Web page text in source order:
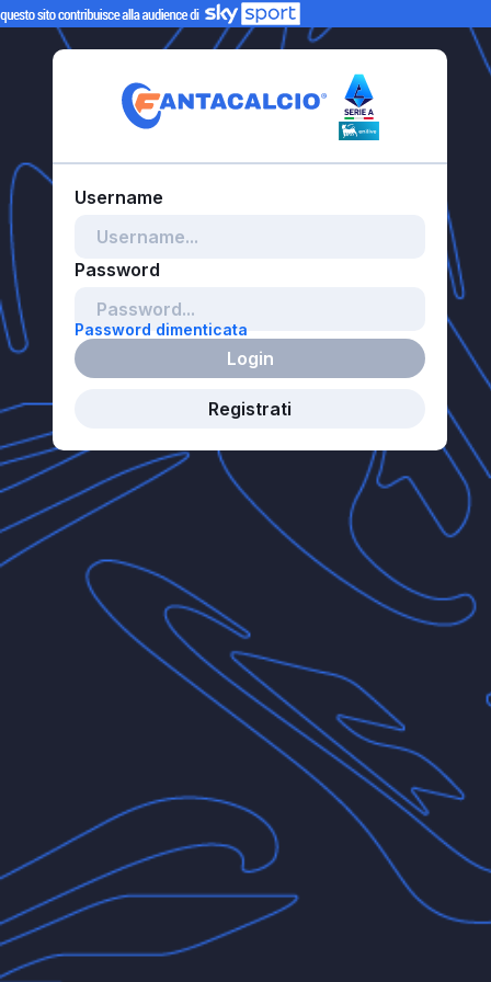
Password dimenticata
Login
Registrati